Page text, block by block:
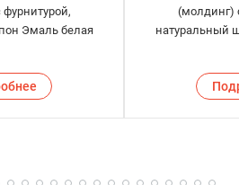
Эмаль белая
(молдинг) с
натуральный